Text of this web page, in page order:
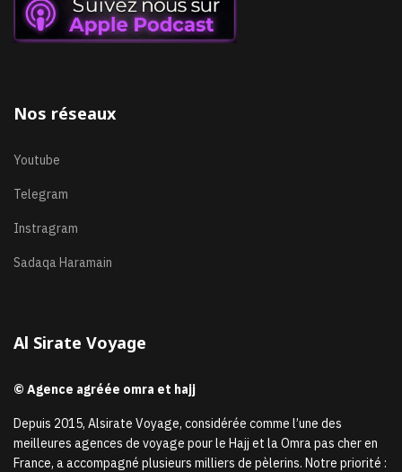
Nos réseaux
Youtube
Telegram
Instragram
Sadaqa Haramain
Al Sirate Voyage
© Agence agréée omra et hajj
Depuis 2015, Alsirate Voyage, considérée comme l’une des
meilleures agences de voyage pour le Hajj et la Omra pas cher en
France, a accompagné plusieurs milliers de pèlerins. Notre priorité :